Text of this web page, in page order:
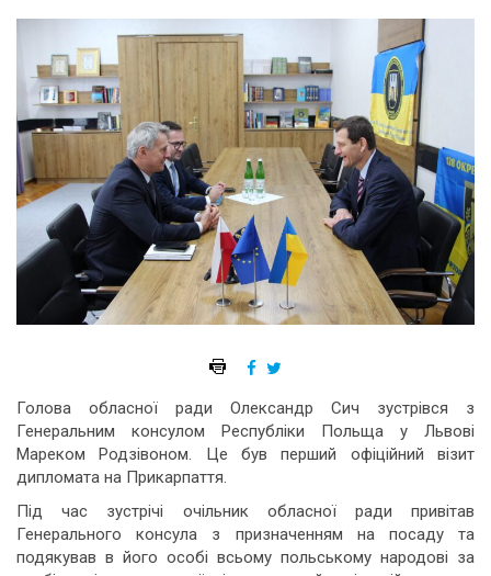
Голова обласної ради Олександр Сич зустрівся з
Генеральним консулом Республіки Польща у Львові
Мареком Родзівоном. Це був перший офіційний візит
дипломата на Прикарпаття.
Під час зустрічі очільник обласної ради привітав
Генерального консула з призначенням на посаду та
подякував в його особі всьому польському народові за